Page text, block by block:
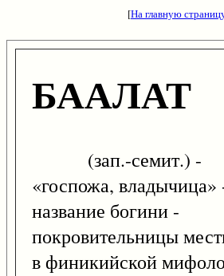
[На главную
БААЛАТ
(зап.-семит.) -
«госпожа, владычица»
название богини -
покровительницы
в финикийской